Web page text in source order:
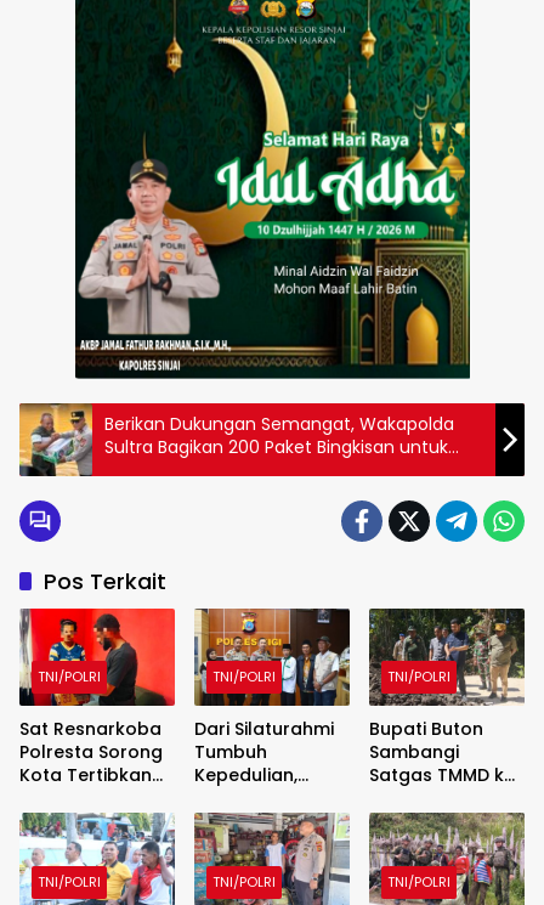
Berikan Dukungan Semangat, Wakapolda
Sultra Bagikan 200 Paket Bingkisan untuk
Warga Terdampak Banjir di Kali Wanggu
Pos Terkait
TNI/POLRI
Sat Resnarkoba
Polresta Sorong
Kota Tertibkan
Lokal, 29 Liter
Cap Tikus
Diamankan
TNI/POLRI
Dari Silaturahmi
Tumbuh
Kepedulian,
BAZNAS Perkuat
Semangat
Berbagi
TNI/POLRI
Bupati Buton
Sambangi
Satgas TMMD ke-
1413/Buton,
Sinergi
Pembangunan
Kian Menguat
TNI/POLRI TNI/POLRI TNI/POLRI